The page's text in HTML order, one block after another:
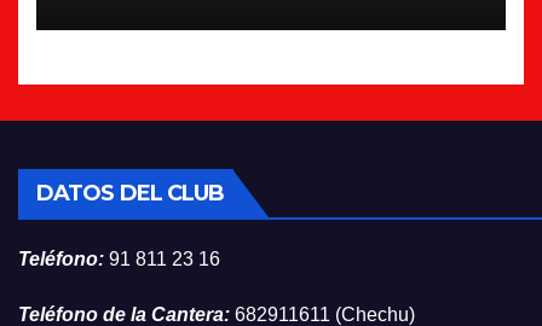
DATOS DEL CLUB
Teléfono: 91 811 23 16
Teléfono de la Cantera: 682911611 (Chechu)